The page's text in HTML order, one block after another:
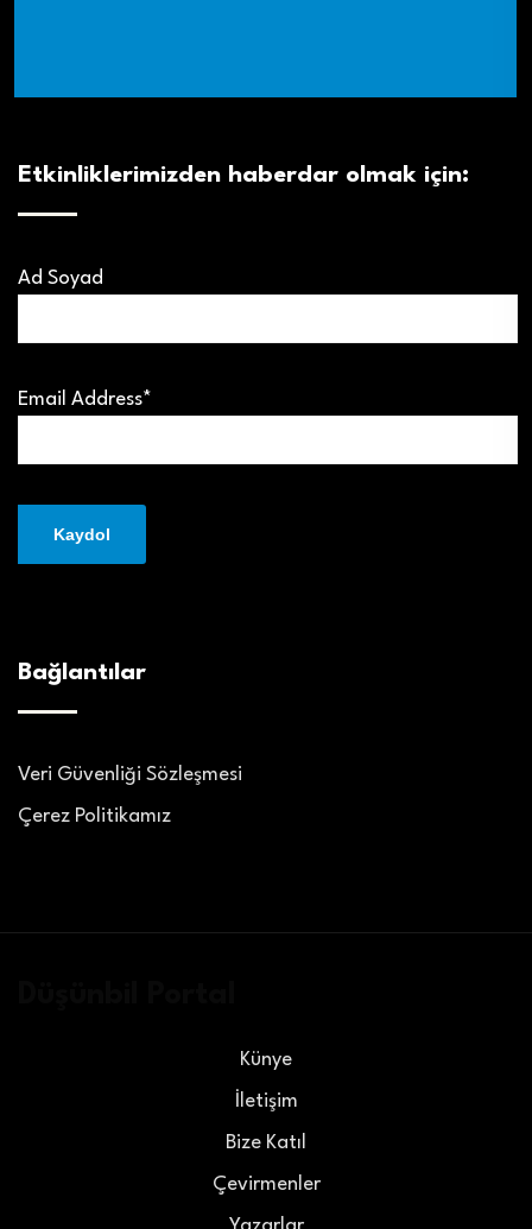
Etkinliklerimizden haberdar olmak için:
Ad Soyad
Email Address*
Bağlantılar
Veri Güvenliği Sözleşmesi
Çerez Politikamız
Künye
İletişim
Bize Katıl
Çevirmenler